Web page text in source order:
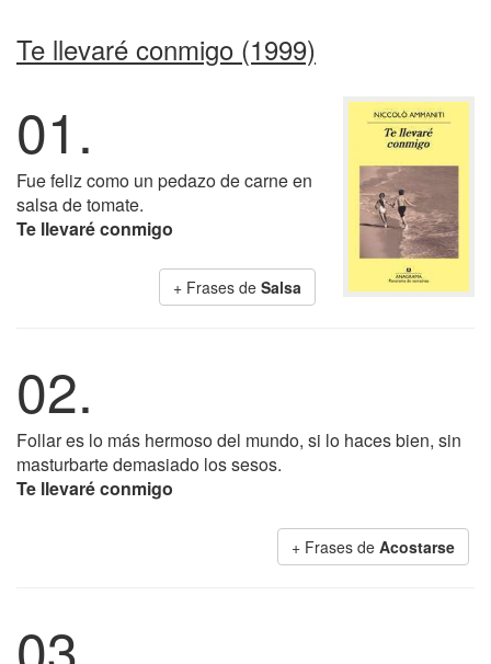
Te llevaré conmigo (1999)
01.
Fue feliz como un pedazo de carne en
salsa de tomate.
Te llevaré conmigo
+ Frases de Salsa
02.
Follar es lo más hermoso del mundo, si lo haces bien, sin
masturbarte demasiado los sesos.
Te llevaré conmigo
+ Frases de Acostarse